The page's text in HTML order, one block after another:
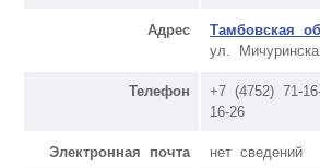
Адрес Тамбовская
ул.
Телефон
+7 (4752) 71-
16-26
Электронная почта нет сведений